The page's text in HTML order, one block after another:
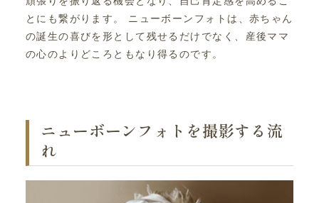
とにも繋がります。 ニューボーンフォトは、赤ちゃん
の誕生の喜びを形として残せるだけでなく、産後ママ
の心のよりどころともなり得るのです。
ニューボーンフォトを撮影する流
れ